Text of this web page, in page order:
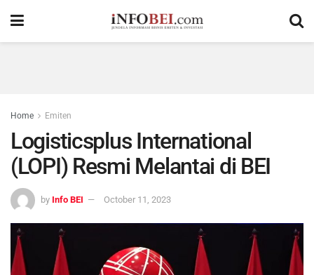
Home Emiten
Logisticsplus International
(LOPI) Resmi Melantai di BEI
by Info BEI October 11, 2023